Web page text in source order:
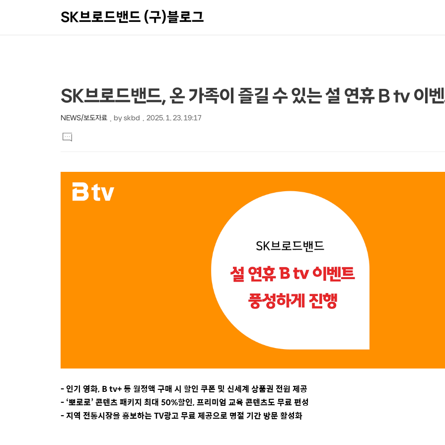
SK브로드밴드 (구)블로그
상
세
컨
텐
본
문
제
목
SK브로드밴드, 온 가족이 즐길 수 있는 설 연휴 B tv 이
NEWS/보도자료 by skbd 2025. 1. 23. 19:17
문
댓
글
- 인기 영화, B tv+등 월정액 구매 시 할인 쿠폰 및 신세계 상품권 전원 제공
- ‘뽀로로’콘텐츠 패키지 최대 50%할인, 프리미엄 교육 콘텐츠도 무료 편성
-지역 전통시장을 홍보하는 TV광고 무료 제공으로 명절 기간 방문 활성화